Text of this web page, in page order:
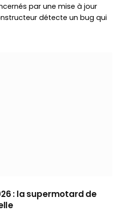
par une mise à jour
détecte un bug qui
: la supermotard de